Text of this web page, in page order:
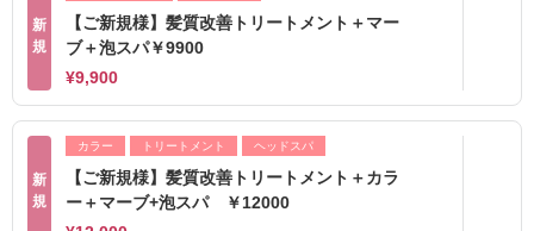
新
規
【ご新規様】髪質改善トリートメント＋マー
ブ＋泡スパ￥9900
¥9,900
新
規
カラー トリートメント ヘッドスパ
【ご新規様】髪質改善トリートメント＋カラ
ー＋マーブ+泡スパ ￥12000